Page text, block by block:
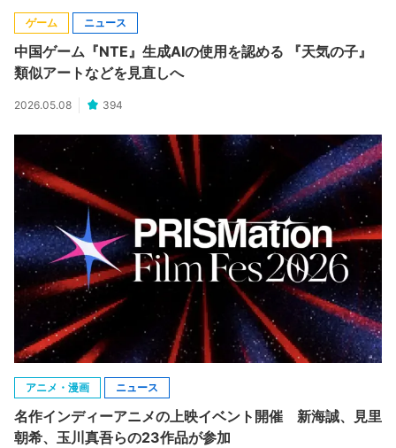
ゲーム ニュース
中国ゲーム『NTE』生成AIの使用を認める 『天気の子』
類似アートなどを見直しへ
2026.05.08 394
アニメ・漫画 ニュース
名作インディーアニメの上映イベント開催 新海誠、見里
朝希、玉川真吾らの23作品が参加